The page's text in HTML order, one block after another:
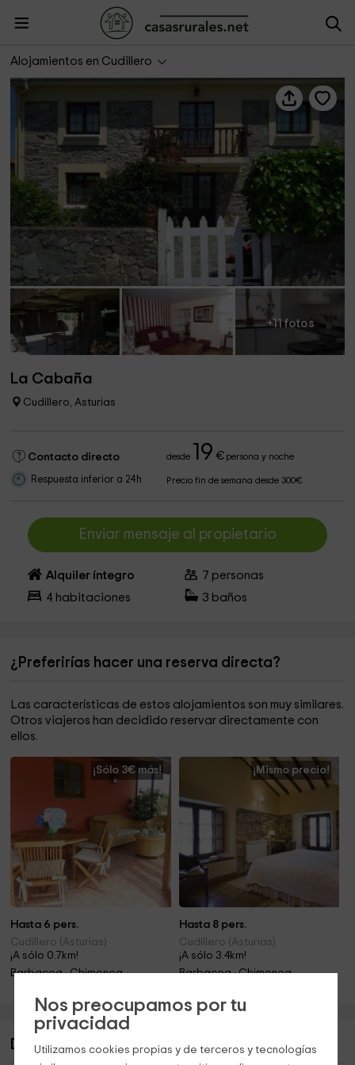
Nos preocupamos por tu
privacidad
Utilizamos cookies propias y de terceros y tecnologías
Alojamientos en Cudillero
+11 fotos
La Cabaña
Cudillero, Asturias
Contacto directo desde 19 €persona y noche
Respuesta inferior a 24h Precio fin de semana desde 300€
Enviar mensaje al propietario
Alquiler íntegro 7 personas
4 habitaciones 3 baños
¿Preferirías hacer una reserva directa?
Las características de estos alojamientos son muy similares.
Otros viajeros han decidido reservar directamente con
ellos.
¡Sólo 3€ más!
Hasta 6 pers.
Cudillero (Asturias)
¡A sólo 0.7km!
Barbacoa · Chimenea
¡Mismo precio!
Hasta 8 pers.
Cudillero (Asturias)
¡A sólo 3.4km!
Barbacoa · Chimenea
Descripción de La Cabaña